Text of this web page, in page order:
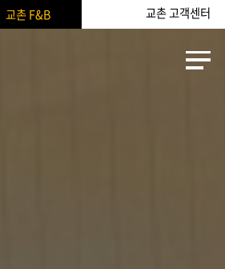
교촌 F&B 교촌 고객센터